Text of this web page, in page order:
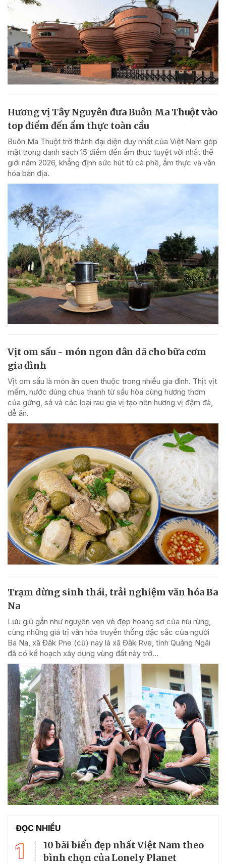
Hương vị Tây Nguyên đưa Buôn Ma Thuột vào
top điểm đến ẩm thực toàn cầu
Buôn Ma Thuột trở thành đại diện duy nhất của Việt Nam góp
mặt trong danh sách 15 điểm đến ẩm thực tuyệt vời nhất thế
giới năm 2026, khẳng định sức hút từ cà phê, ẩm thực và văn
hóa bản địa.
Vịt om sấu - món ngon dân dã cho bữa cơm
gia đình
Vịt om sấu là món ăn quen thuộc trong nhiều gia đình. Thịt vịt
mềm, nước dùng chua thanh từ sấu hòa cùng hương thơm
của gừng, sả và các loại rau gia vị tạo nên hương vị đậm đà,
dễ ăn.
Trạm dừng sinh thái, trải nghiệm văn hóa Ba
Na
Lưu giữ gần như nguyên vẹn vẻ đẹp hoang sơ của núi rừng,
cùng những giá trị văn hóa truyền thống đặc sắc của người
Ba Na, xã Đăk Pne (cũ) nay là xã Đăk Rve, tỉnh Quảng Ngãi
đã có kế hoạch xây dựng vùng đất này trở...
ĐỌC NHIỀU
1
10 bãi biển đẹp nhất Việt Nam theo
bình chọn của Lonely Planet